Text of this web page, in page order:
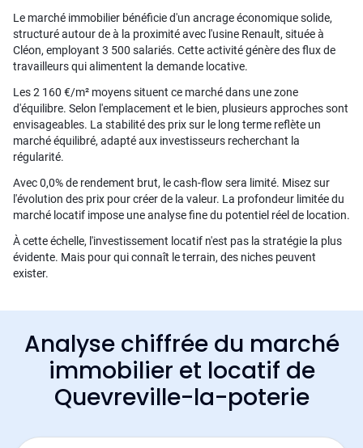
Le marché immobilier bénéficie d'un ancrage économique solide,
structuré autour de à la proximité avec l'usine Renault, située à
Cléon, employant 3 500 salariés. Cette activité génère des flux de
travailleurs qui alimentent la demande locative.
Les 2 160 €/m² moyens situent ce marché dans une zone
d'équilibre. Selon l'emplacement et le bien, plusieurs approches sont
envisageables. La stabilité des prix sur le long terme reflète un
marché équilibré, adapté aux investisseurs recherchant la
régularité.
Avec 0,0% de rendement brut, le cash-flow sera limité. Misez sur
l'évolution des prix pour créer de la valeur. La profondeur limitée du
marché locatif impose une analyse fine du potentiel réel de location.
À cette échelle, l'investissement locatif n'est pas la stratégie la plus
évidente. Mais pour qui connaît le terrain, des niches peuvent
exister.
Analyse chiffrée du marché
immobilier et locatif de
Quevreville-la-poterie